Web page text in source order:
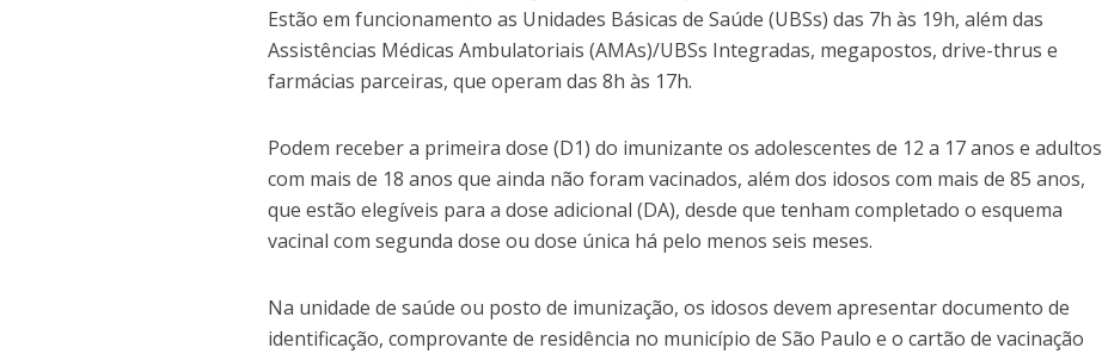
Estão em funcionamento as Unidades Básicas de Saúde (UBSs) das 7h às 19h, além das
Assistências Médicas Ambulatoriais (AMAs)/UBSs Integradas, megapostos, drive-thrus e
farmácias parceiras, que operam das 8h às 17h.
Podem receber a primeira dose (D1) do imunizante os adolescentes de 12 a 17 anos e adultos
com mais de 18 anos que ainda não foram vacinados, além dos idosos com mais de 85 anos,
que estão elegíveis para a dose adicional (DA), desde que tenham completado o esquema
vacinal com segunda dose ou dose única há pelo menos seis meses.
Na unidade de saúde ou posto de imunização, os idosos devem apresentar documento de
identificação, comprovante de residência no município de São Paulo e o cartão de vacinação